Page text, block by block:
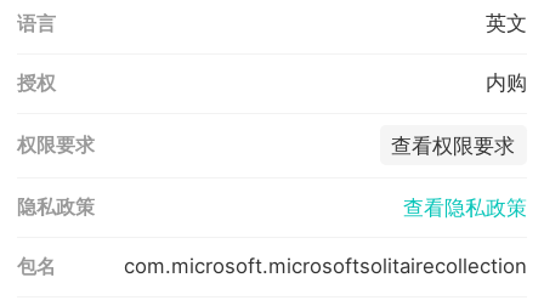
语言 英文
授权 内购
权限要求 查看权限要求
隐私政策 查看隐私政策
包名 com.microsoft.microsoftsolitairecollection